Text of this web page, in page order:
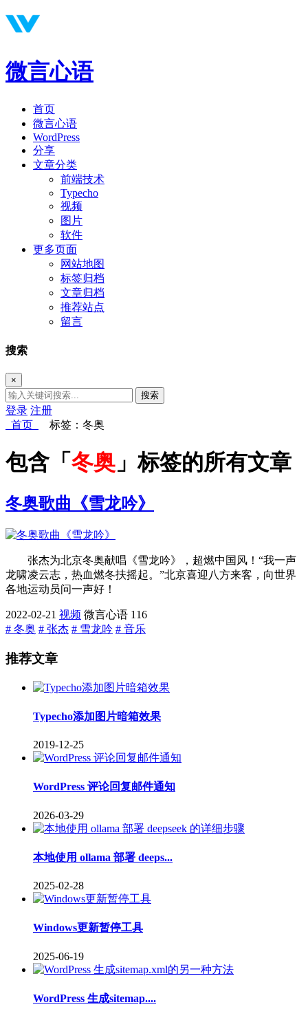
微言心语
首页
微言心语
WordPress
分享
文章分类
前端技术
Typecho
视频
图片
软件
更多页面
网站地图
标签归档
文章归档
推荐站点
留言
搜索
×
搜索
登录 注册
首页
标签：冬奥
包含「 冬奥 」标签的所有文章
冬奥歌曲《雪龙吟》
张杰为北京冬奥献唱《雪龙吟》，超燃中国风！“我一声
龙啸凌云志，热血燃冬扶摇起。”北京喜迎八方来客，向世界
各地运动员问一声好！
2022-02-21 视频 微言心语 116
# 冬奥 # 张杰 # 雪龙吟 # 音乐
推荐文章
Typecho添加图片暗箱效果
2019-12-25
WordPress 评论回复邮件通知
2026-03-29
本地使用 ollama 部署 deeps...
2025-02-28
Windows更新暂停工具
2025-06-19
WordPress 生成sitemap....